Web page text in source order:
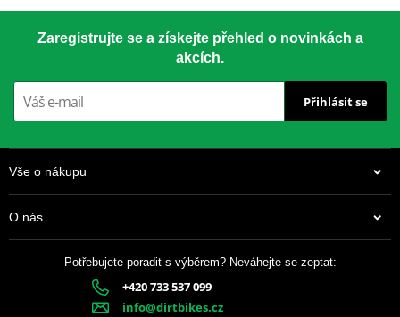
Zaregistrujte se a získejte přehled o novinkách a
akcích.
Přihlásit se
Vše o nákupu
O nás
Potřebujete poradit s výběrem? Neváhejte se zeptat:
+420 733 537 099
info@dirtbikes.cz